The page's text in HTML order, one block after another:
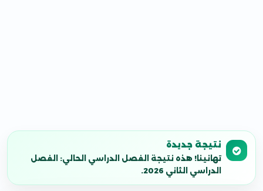
نتيجة جديدة
تهانينا! هذه نتيجة الفصل الدراسي الحالي: الفصل
الدراسي الثاني 2026.